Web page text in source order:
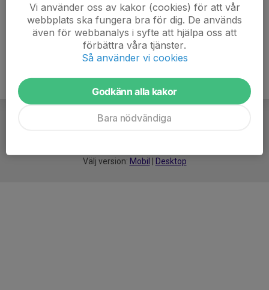
Välj version: Mobil Desktop
Vi använder oss av kakor (cookies) för att vår
webbplats ska fungera bra för dig. De används
även för webbanalys i syfte att hjälpa oss att
förbättra våra tjänster.
Så använder vi cookies
Godkänn alla kakor
Bara nödvändiga